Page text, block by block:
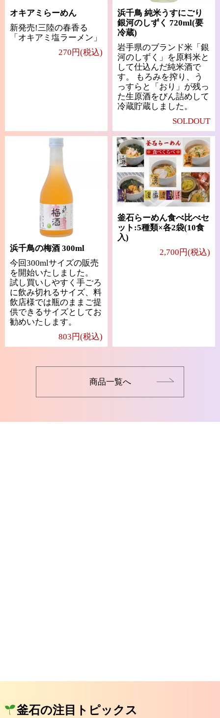
オキアミらーめん
新発売!三陸の春香る
「オキアミ塩ラーメン」
270円(税込)
浜千鳥 純米うすにごり
銀河のしずく 720ml(要
冷蔵)
岩手県のブランド米「銀
河のしずく」を原料米と
して仕込んだ純米酒で
す。 もろみを搾り、う
っすらと「おり」が残っ
た生原酒をびん詰めして
冷蔵貯蔵しました。
SOLDOUT
浜千鳥の梅酒 300ml
今回300mlサイズの販売
を開始いたしました。
試し買いしやすく手ごろ
に飲み切れるサイズ、料
飲店様では瓶のままご提
供できるサイズとしてお
勧めいたします。
803円(税込)
釜石らーめん食べ比べセ
ット:5種類×各2袋(10食
入)
2,700円(税込)
商品一覧へ
釜石の注目トピックス